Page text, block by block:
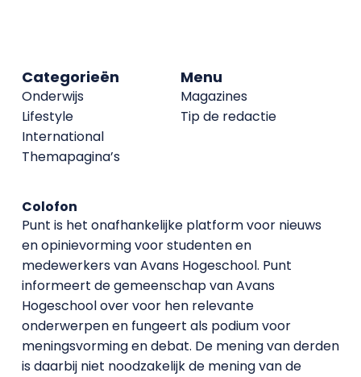
Menu
Magazines
Tip de redactie
Categorieën
Onderwijs
Lifestyle
International
Themapagina’s
Colofon
Punt is het onafhankelijke platform voor nieuws
en opinievorming voor studenten en
medewerkers van Avans Hoge­school. Punt
informeert de gemeenschap van Avans
Hogeschool over voor hen relevante
onderwerpen en fungeert als podium voor
meningsvorming en debat. De mening van derden
is daarbij niet noodzakelijk de mening van de